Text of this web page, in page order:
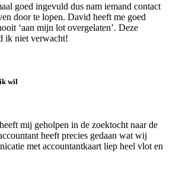
goed ingevuld dus nam iemand contact
door te lopen. David heeft me goed
‘aan mijn lot overgelaten’. Deze
ik niet verwacht!
wil
mij geholpen in de zoektocht naar de
heeft precies gedaan wat wij
met accountantkaart liep heel vlot en